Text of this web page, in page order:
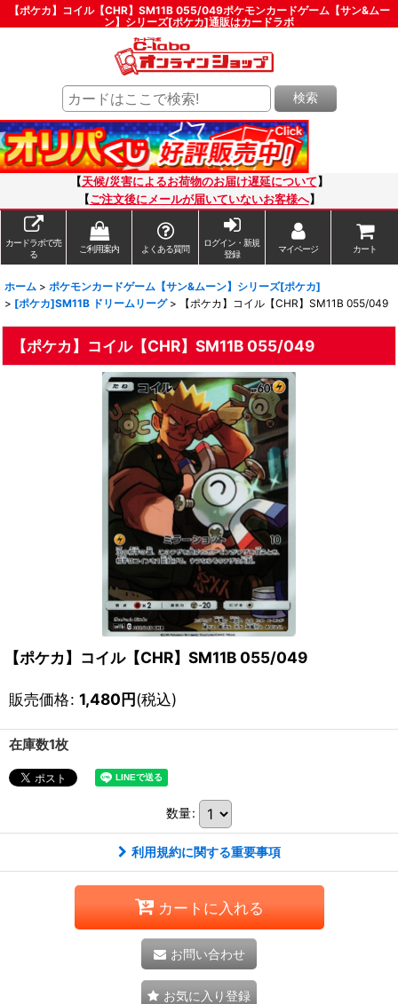
【ポケカ】コイル【CHR】SM11B 055/049ポケモンカードゲーム【サン&ムー
ン】シリーズ[ポケカ]通販はカードラボ
検索
【天候/災害によるお荷物のお届け遅延について 】
【ご注文後にメールが届いていないお客様へ】
カードラボで売
る
ご利用案内 よくある質問
ログイン・新規
登録
マイページ カート
ホーム > ポケモンカードゲーム【サン&ムーン】シリーズ[ポケカ]
> [ポケカ]SM11B ドリームリーグ > 【ポケカ】コイル【CHR】SM11B 055/049
【ポケカ】コイル【CHR】SM11B 055/049
【ポケカ】コイル【CHR】SM11B 055/049
販売価格: 1,480円(税込)
在庫数1枚
数量:
利用規約に関する重要事項
カートに入れる
お問い合わせ
お気に入り登録